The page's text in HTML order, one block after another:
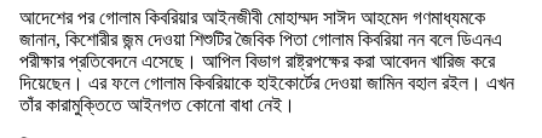
আদেশের পর গোলাম কিবরিয়ার আইনজীবী মোহাম্মদ সাঈদ আহমেদ গণমাধ্যমকে
জানান, কিশোরীর জন্ম দেওয়া শিশুটির জৈবিক পিতা গোলাম কিবরিয়া নন বলে ডিএনএ
পরীক্ষার প্রতিবেদনে এসেছে। আপিল বিভাগ রাষ্ট্রপক্ষের করা আবেদন খারিজ করে
দিয়েছেন। এর ফলে গোলাম কিবরিয়াকে হাইকোর্টের দেওয়া জামিন বহাল রইল। এখন
তাঁর কারামুক্তিতে আইনগত কোনো বাধা নেই।